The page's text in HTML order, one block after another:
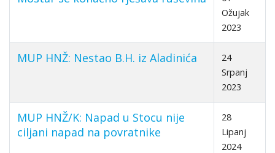
Ožujak
2023
MUP HNŽ: Nestao B.H. iz Aladinića
24
Srpanj
2023
MUP HNŽ/K: Napad u Stocu nije
ciljani napad na povratnike
28
Lipanj
2024